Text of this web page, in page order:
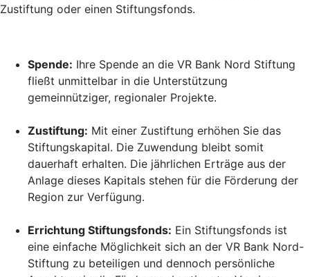
Zustiftung oder einen Stiftungsfonds.
Spende: Ihre Spende an die VR Bank Nord Stiftung
fließt unmittelbar in die Unterstützung
gemeinnütziger, regionaler Projekte.
Zustiftung: Mit einer Zustiftung erhöhen Sie das
Stiftungskapital. Die Zuwendung bleibt somit
dauerhaft erhalten. Die jährlichen Erträge aus der
Anlage dieses Kapitals stehen für die Förderung der
Region zur Verfügung.
Errichtung Stiftungsfonds: Ein Stiftungsfonds ist
eine einfache Möglichkeit sich an der VR Bank Nord-
Stiftung zu beteiligen und dennoch persönliche